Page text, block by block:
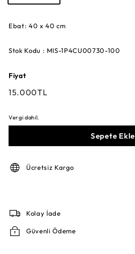
Ebat: 40 x 40 cm
Stok Kodu : MIS-1P4CU00730-100
Fiyat
Fiyat
15.000TL15.000TL
Vergi dahil.
Sepete Ekle
Ücretsiz Kargo
Kolay İade
Güvenli Ödeme